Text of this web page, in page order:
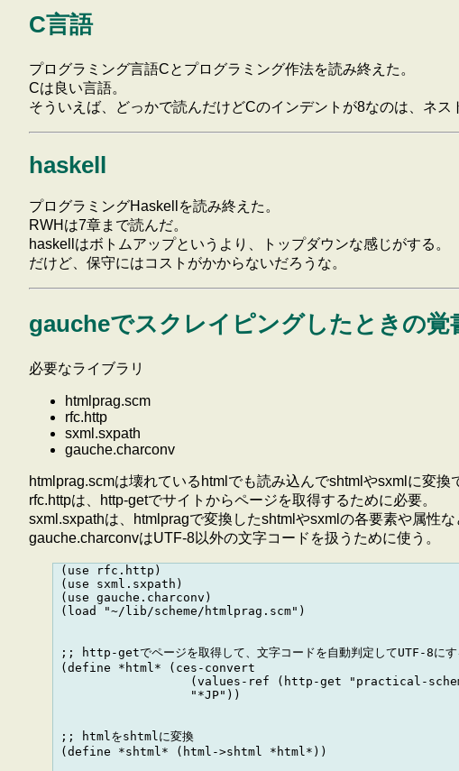
C言語
プログラミング言語Cとプログラミング作法を読み終えた。
Cは良い言語。
そういえば、どっかで読んだけどCのインデントが8なのは、ネ
haskell
プログラミングHaskellを読み終えた。
RWHは7章まで読んだ。
haskellはボトムアップというより、トップダウンな感じがする。
だけど、保守にはコストがかからないだろうな。
gaucheでスクレイピングしたときの覚
必要なライブラリ
htmlprag.scm
rfc.http
sxml.sxpath
gauche.charconv
htmlprag.scmは壊れているhtmlでも読み込んでshtmlやsxmlに変換
rfc.httpは、http-getでサイトからページを取得するために必要。
sxml.sxpathは、htmlpragで変換したshtmlやsxmlの各要素や属性な
gauche.charconvはUTF-8以外の文字コードを扱うために使う。
(use rfc.http)
(use sxml.sxpath)
(use gauche.charconv)
(load "~/lib/scheme/htmlprag.scm")
;; http-getでページを取得して、文字コードを自動判定してUTF-8にす
(define *html* (ces-convert
(values-ref (http-get "practical-
                   "*JP"))
;; htmlをshtmlに変換
(define *shtml* (html->shtml *html*))